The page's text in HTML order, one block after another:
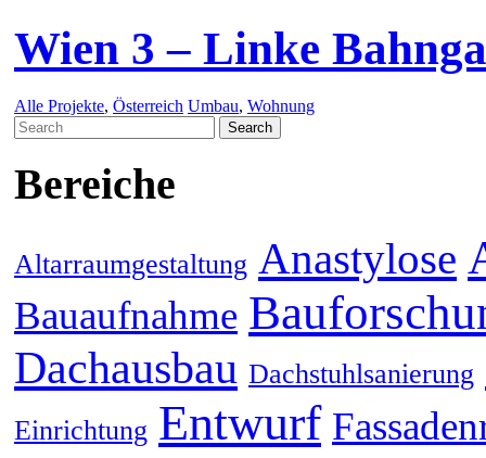
Wien 3 – Linke
Alle Projekte, Österreich Umbau, Wohnung
Search
for:
Bereiche
Altarraumgestaltung Anastylose
Bauaufnahme
Dachausbau Dachstuhlsanierung
Einrichtung Entwurf